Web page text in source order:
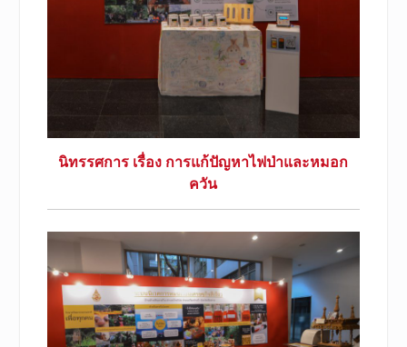
นิทรรศการ เรื่อง การแก้ปัญหาไฟป่าและหมอก
ควัน